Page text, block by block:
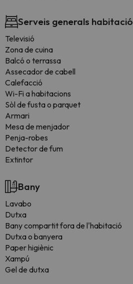
Serveis generals habitació
Televisió
Zona de cuina
Balcó o terrassa
Assecador de cabell
Calefacció
Wi-Fi a habitacions
Sòl de fusta o parquet
Armari
Mesa de menjador
Penja-robes
Detector de fum
Extintor
Bany
Lavabo
Dutxa
Bany compartit fora de l'habitació
Dutxa o banyera
Paper higiènic
Xampú
Gel de dutxa